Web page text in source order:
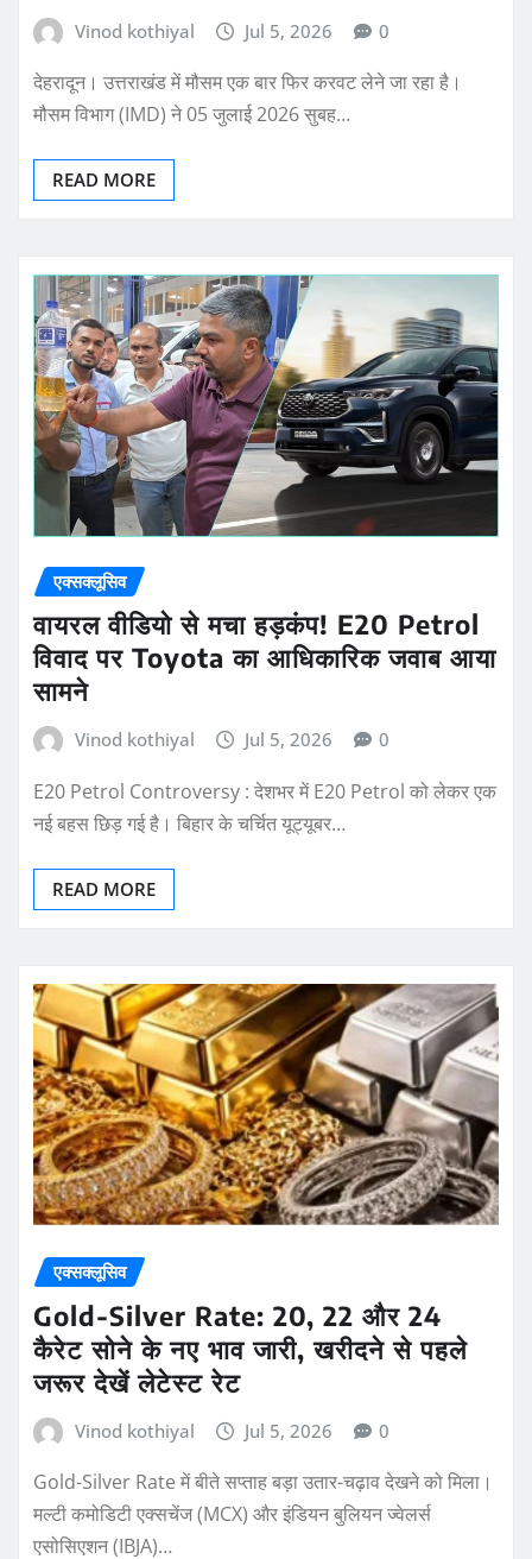
Vinod kothiyal Jul 5, 2026 0
देहरादून। उत्तराखंड में मौसम एक बार फिर करवट लेने जा रहा है।
मौसम विभाग (IMD) ने 05 जुलाई 2026 सुबह…
READ MORE
एक्सक्लूसिव
वायरल वीडियो से मचा हड़कंप! E20 Petrol
विवाद पर Toyota का आधिकारिक जवाब आया
सामने
Vinod kothiyal Jul 5, 2026 0
E20 Petrol Controversy : देशभर में E20 Petrol को लेकर एक
नई बहस छिड़ गई है। बिहार के चर्चित यूट्यूबर…
READ MORE
एक्सक्लूसिव
Gold-Silver Rate: 20, 22 और 24
कैरेट सोने के नए भाव जारी, खरीदने से पहले
जरूर देखें लेटेस्ट रेट
Vinod kothiyal Jul 5, 2026 0
Gold-Silver Rate में बीते सप्ताह बड़ा उतार-चढ़ाव देखने को मिला।
मल्टी कमोडिटी एक्सचेंज (MCX) और इंडियन बुलियन ज्वेलर्स
एसोसिएशन (IBJA)…